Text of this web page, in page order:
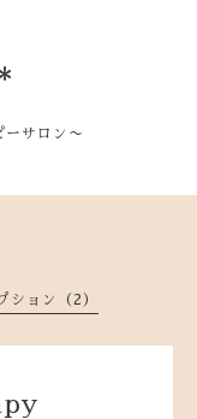
ーサロン〜
ション（2）